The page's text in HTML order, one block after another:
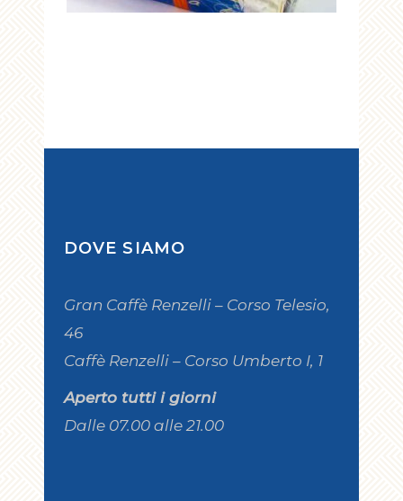
DOVE SIAMO
Gran Caffè Renzelli – Corso Telesio,
46
Caffè Renzelli – Corso Umberto I, 1
Aperto tutti i giorni
Dalle 07.00 alle 21.00